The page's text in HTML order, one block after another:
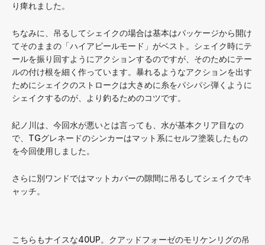
り痺れました。
ちなみに、吊るしてシェイクの場合は基本はパッケージから開け
てそのままの「ハイアピールモード」がベスト。シェイク時にテ
ールを振り回すようにアクションするのですが、そのためにテー
ルの付け根を細く作っています。暴れるようなアクションを出す
ためにシェイクのストロークは大きめに糸をパシパシ弾くように
シェイクするのが、より釣るためのコツです。
紀ノ川は、今回水が悪いとは言っても、水が基本クリア目なの
で、TGグレネードのシンカーはマット系にセルフ塗装したもの
を今回使用しました。
さらに別ワンドではマットカバーの隙間に吊るしてシェイクでキ
ャッチ。
こちらもナイスな40UP。クアッドフォーゼのモリケンリグの吊